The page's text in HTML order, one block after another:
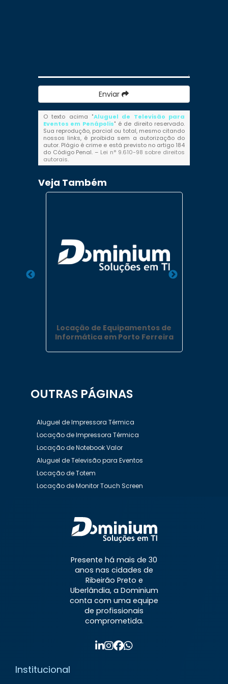
Enviar
O texto acima "Aluguel de Televisão para
Eventos em Penápolis" é de direito reservado.
Sua reprodução, parcial ou total, mesmo citando
nossos links, é proibida sem a autorização do
autor. Plágio é crime e está previsto no artigo 184
do Código Penal. – Lei n° 9.610-98 sobre direitos
autorais.
Veja Também
Locação de Equipamentos de
Informática em Porto Ferreira
OUTRAS PÁGINAS
Aluguel de Impressora Térmica
Locação de Impressora Térmica
Locação de Notebook Valor
Aluguel de Televisão para Eventos
Locação de Totem
Locação de Monitor Touch Screen
Aluguel de Impressora
Aluguel de Impressora a Laser
Aluguel de Impressora Valor
Aluguel de Nobreaks
Aluguel de Notebook
Aluguel de Notebook Mensal
Aluguel de Notebook para Empresas
Aluguel de Notebook Preço
Aluguel de Notebook Valor
Aluguel de Televisão
Aluguel de Totem Interativo
Contrato de Locação de Equipamentos de
Presente há mais de 30
anos nas cidades de
Ribeirão Preto e
Uberlândia, a Dominium
conta com uma equipe
de profissionais
comprometida.
Institucional